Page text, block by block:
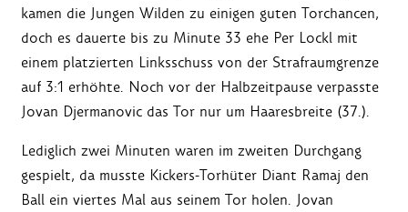
kamen die Jungen Wilden zu einigen guten Torchancen,
doch es dauerte bis zu Minute 33 ehe Per Lockl mit
einem platzierten Linksschuss von der Strafraumgrenze
auf 3:1 erhöhte. Noch vor der Halbzeitpause verpasste
Jovan Djermanovic das Tor nur um Haaresbreite (37.).
Lediglich zwei Minuten waren im zweiten Durchgang
gespielt, da musste Kickers-Torhüter Diant Ramaj den
Ball ein viertes Mal aus seinem Tor holen. Jovan